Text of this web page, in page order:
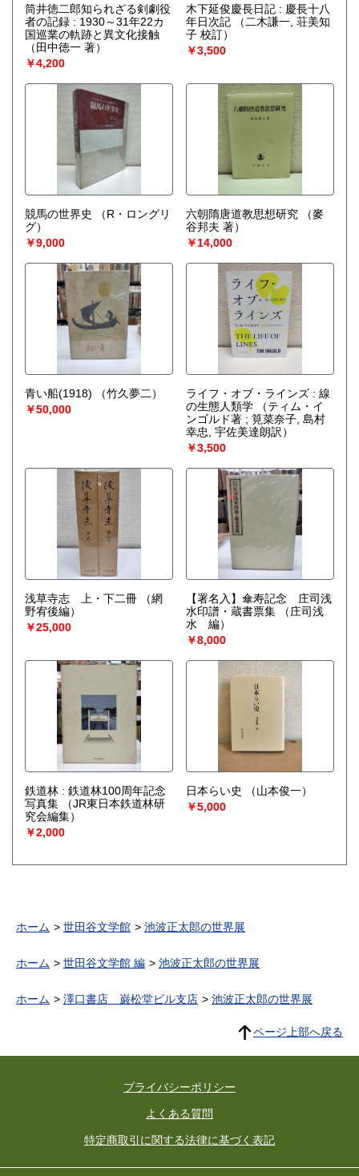
筒井徳二郎知られざる剣劇役
者の記録 : 1930～31年22カ
国巡業の軌跡と異文化接触
（田中徳一 著）
￥4,200
木下延俊慶長日記 : 慶長十八
年日次記
（二木謙一, 荘美知
子 校訂）
￥3,500
競馬の世界史
（R・ロングリ
グ）
￥9,000
六朝隋唐道教思想研究
（麥
谷邦夫 著）
￥14,000
青い船(1918)
（竹久夢二）
￥50,000
ライフ・オブ・ラインズ : 線
の生態人類学
（ティム・イ
ンゴルド著 ; 筧菜奈子, 島村
幸忠, 宇佐美達朗訳）
￥3,500
浅草寺志 上・下二冊
（網
野宥後編）
￥25,000
【署名入】傘寿記念 庄司浅
水印譜・蔵書票集
（庄司浅
水 編）
￥8,000
鉄道林 : 鉄道林100周年記念
写真集
（JR東日本鉄道林研
究会編集）
￥2,000
日本らい史
（山本俊一）
￥5,000
ホーム 世田谷文学館 池波正太郎の世界展
ホーム 世田谷文学館 編 池波正太郎の世界展
ホーム 澤口書店 巌松堂ビル支店 池波正太郎の世界展
ページ上部へ戻る
プライバシーポリシー
よくある質問
特定商取引に関する法律に基づく表記